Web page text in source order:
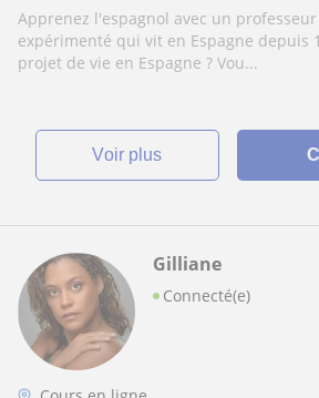
Apprenez l'espagnol avec un
expérimenté qui vit en Espagne depuis
projet de vie en Espagne ? Vou...
voir plus
Gilliane
Connecté(e)